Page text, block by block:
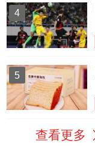
4
5
查看更多